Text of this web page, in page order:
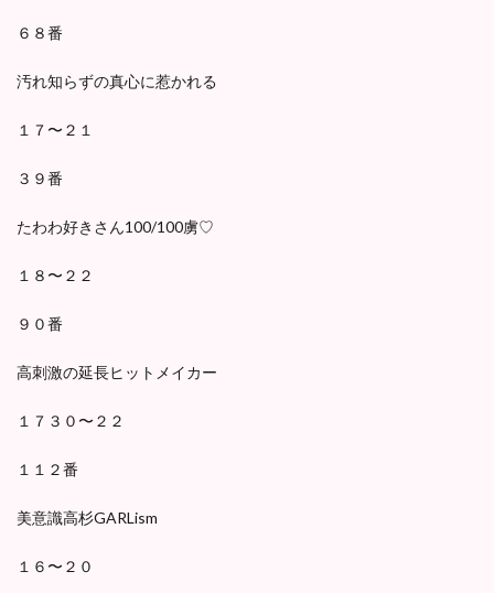
６８番
汚れ知らずの真心に惹かれる
１７〜２１
３９番
たわわ好きさん100/100虜♡
１８〜２２
９０番
高刺激の延長ヒットメイカー
１７３０〜２２
１１２番
美意識高杉GARLism
１６〜２０